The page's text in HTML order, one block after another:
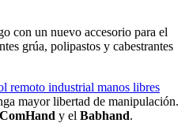
con un nuevo accesorio para el
grúa, polipastos y cabestrantes
remoto industrial manos libres
mayor libertad de manipulación.
ComHand y el Babhand.